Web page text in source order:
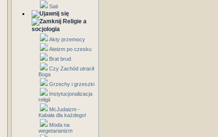
Sati
Religie a
socjologia
Akty przemocy
Ateizm po czesku
Brat brud
Czy Zachód utracił
Boga
Grzechy i grzeszki
Instytucjonalizacja
religii
McJudaizm -
Kabała dla każdego!
Moda na
wegetarianizm